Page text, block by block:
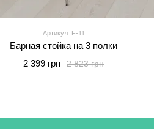
Артикул: F-11
Барная стойка на 3 полки
2 823 грн
2 399 грн